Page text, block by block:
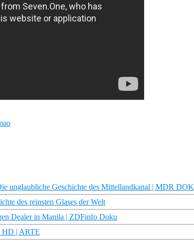
unglaubliche Geschichte des Mittellandkanal | MDR DOK
des reinsten Glases der Welt
Dealer in Manila | ZDFinfo Doku
HD | ARTE